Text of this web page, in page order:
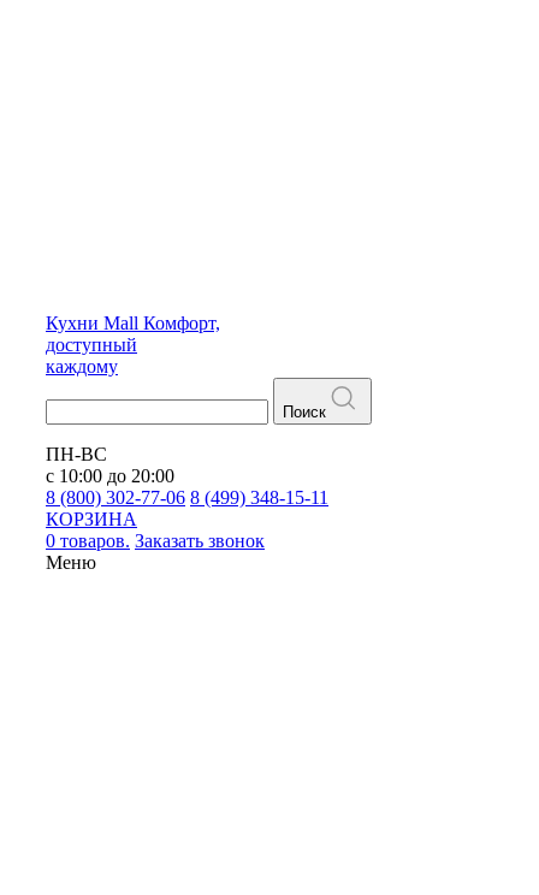
Кухни Mall Комфорт,
доступный
каждому
Поиск
ПН-ВС
с 10:00 до 20:00
8 (800) 302-77-06 8 (499) 348-15-11
КОРЗИНА
0 товаров. Заказать звонок
Меню